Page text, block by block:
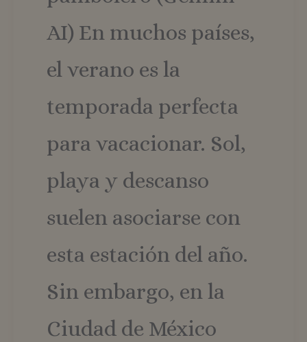
AI) En muchos países,
el verano es la
temporada perfecta
para vacacionar. Sol,
playa y descanso
suelen asociarse con
esta estación del año.
Sin embargo, en la
Ciudad de México